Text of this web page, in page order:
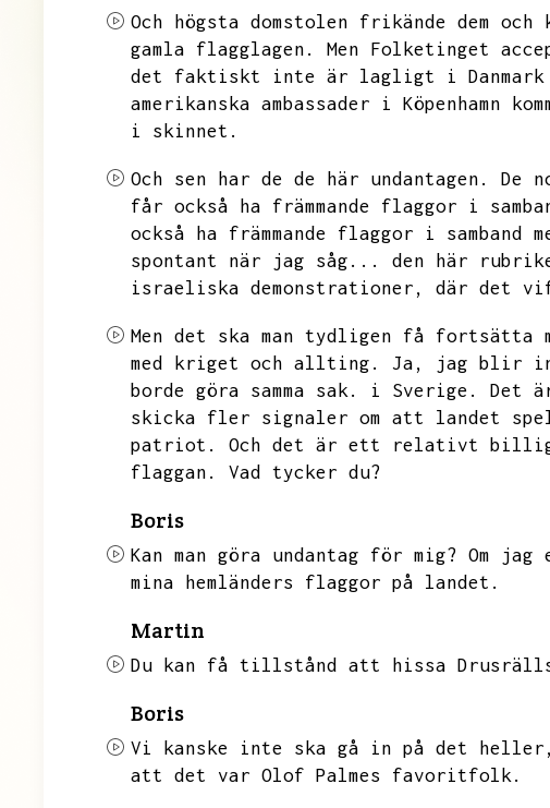
Och högsta domstolen frikände dem
gamla flagglagen.
Men Folketinget
det faktiskt inte är lagligt i
amerikanska ambassader i Köpenhamn
i skinnet.
Och sen har de de här undantagen. De
får också ha främmande flaggor i
också ha främmande flaggor i samband
spontant när jag såg...
den här
israeliska demonstrationer,
där det
Men det ska man tydligen få fortsätta
med kriget och allting.
Ja, jag blir
borde göra samma sak.
i Sverige. Det
skicka fler signaler om att landet
patriot.
Och det är ett relativt
flaggan.
Vad tycker du?
Boris
Kan man göra undantag för mig? Om jag
mina hemländers flaggor på landet.
Martin
Du kan få tillstånd att hissa
Boris
Vi kanske inte ska gå in på det heller,
att det var Olof Palmes favoritfolk.